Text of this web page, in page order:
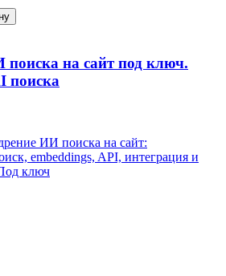
поиска на сайт под ключ.
поиска
ИИ поиска на сайт:
embeddings, API, интеграция и
ключ